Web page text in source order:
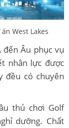
West Lakes
đến Âu phục vụ
nhân lực được
đều có chuyên
thủ chơi Golf
dưỡng. Chất